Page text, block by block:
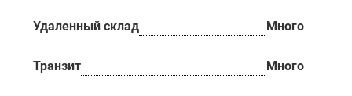
Удаленный склад Много
Транзит Много